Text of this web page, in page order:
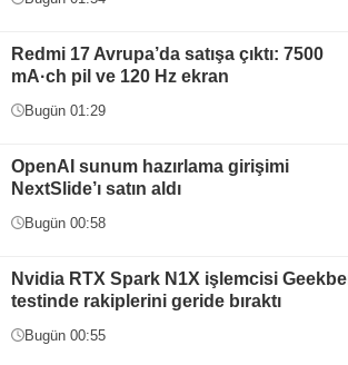
Redmi 17 Avrupa’da satışa çıktı: 7500
mA·ch pil ve 120 Hz ekran
Bugün 01:29
OpenAI sunum hazırlama girişimi
NextSlide’ı satın aldı
Bugün 00:58
Nvidia RTX Spark N1X işlemcisi
testinde rakiplerini geride bıraktı
Bugün 00:55